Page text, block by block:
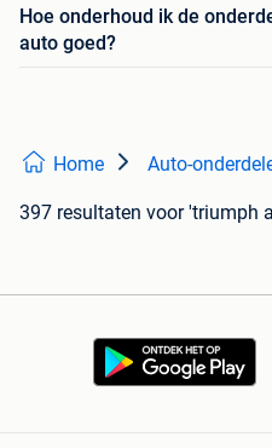
Hoe onderhoud ik de
auto goed?
Home Auto-
397 resultaten voor 'triumph